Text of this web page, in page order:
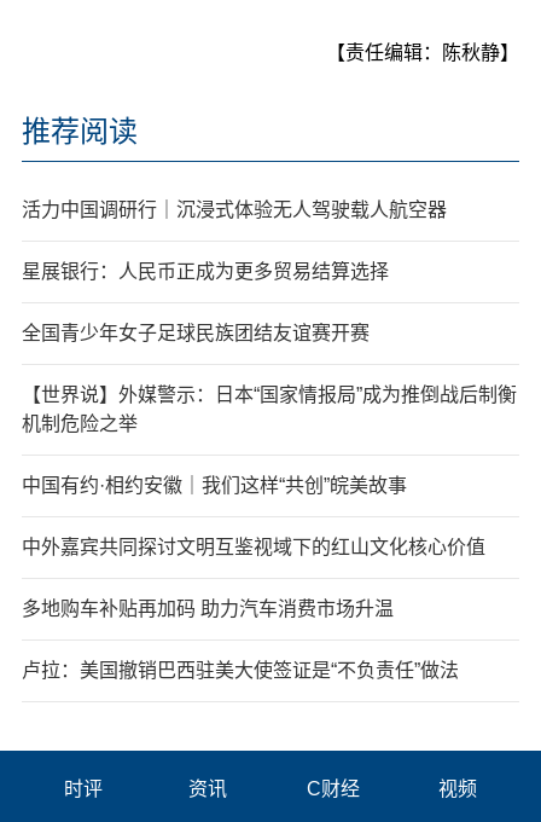
【责任编辑：陈秋静】
推荐阅读
活力中国调研行｜沉浸式体验无人驾驶载人航空器
星展银行：人民币正成为更多贸易结算选择
全国青少年女子足球民族团结友谊赛开赛
【世界说】外媒警示：日本“国家情报局”成为推倒战后制衡
机制危险之举
中国有约·相约安徽｜我们这样“共创”皖美故事
中外嘉宾共同探讨文明互鉴视域下的红山文化核心价值
多地购车补贴再加码 助力汽车消费市场升温
卢拉：美国撤销巴西驻美大使签证是“不负责任”做法
时评 资讯 C财经 视频